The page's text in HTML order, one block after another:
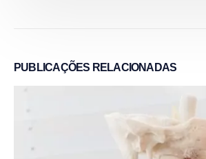
PUBLICAÇÕES RELACIONADAS